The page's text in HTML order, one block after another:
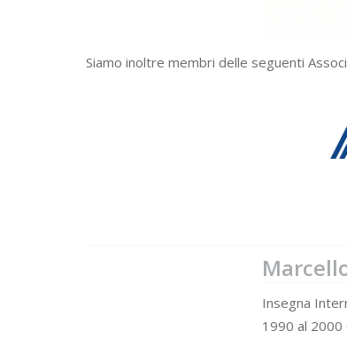
Siamo inoltre membri delle seguenti
Insegna
1990 al 2000